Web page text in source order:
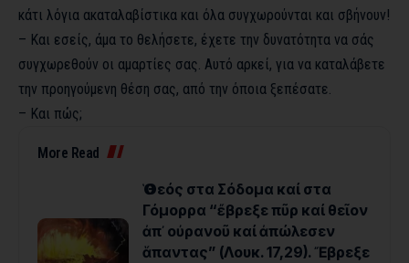
κάτι λόγια ακαταλαβίστικα και όλα συγχωρούνται και σβήνουν!
– Και εσείς, άμα το θελήσετε, έχετε την δυνατότητα να σάς
συγχωρεθούν οι αμαρτίες σας. Αυτό αρκεί, για να καταλάβετε
την προηγούμενη θέση σας, από την όποια ξεπέσατε.
– Και πώς;
More Read
Ὁ Θεός στα Σόδομα καί στα
Γόμορρα “ἔβρεξε πῦρ καί θεῖον
ἀπ᾿ οὐρανοῦ καί ἀπώλεσεν
ἅπαντας” (Λουκ. 17,29). Ἔβρεξε